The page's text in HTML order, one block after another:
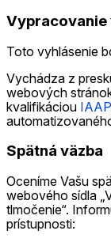
Vypracovanie
Toto vyhlásenie
Vychádza z
webových
kvalifikáciou IAAP
Spätná väzba
Oceníme Vašu
webového sídla
tlmočenie“.
prístupnosti: